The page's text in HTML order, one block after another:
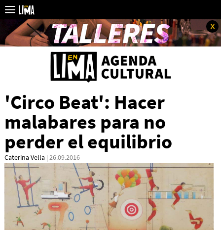
x
'Circo Beat': Hacer
malabares para no
perder el equilibrio
Caterina Vella | 26.09.2016